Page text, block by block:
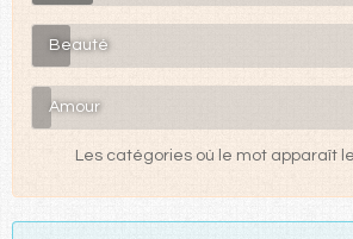
Beauté
Amour
Les catégories où le mot apparaît